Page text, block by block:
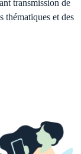
transmission de
thématiques et des